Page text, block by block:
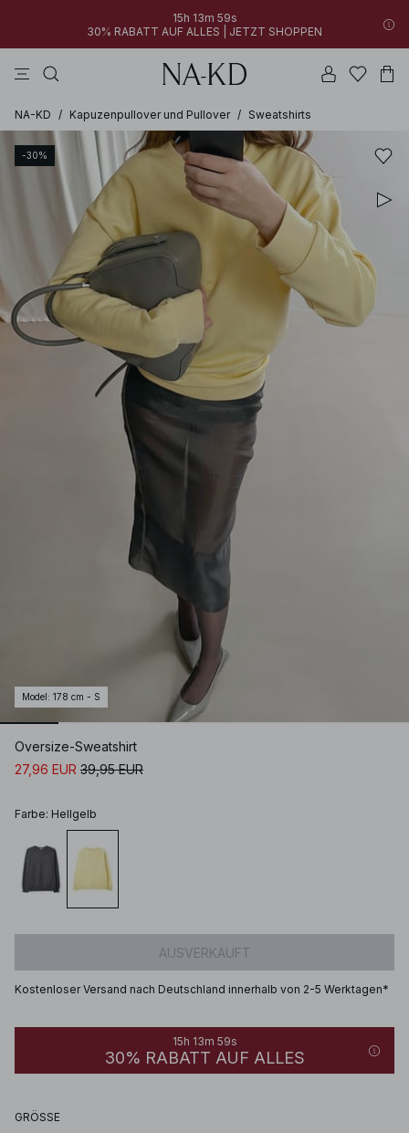
15h 13m 59s
30% RABATT AUF ALLES | JETZT SHOPPEN
NA-KD / Kapuzenpullover und Pullover / Sweatshirts
-30%
Model : 178 cm - S
Oversize-Sweatshirt
27,96 EUR 39,95 EUR
Farbe: Hellgelb
AUSVERKAUFT
Kostenloser Versand nach Deutschland innerhalb von 2-5 Werktagen*
15h 13m 59s
30% RABATT AUF ALLES
GRÖSSE